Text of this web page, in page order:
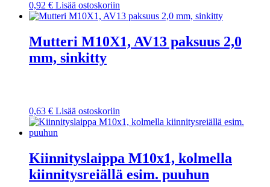
0,92 € Lisää ostoskoriin
Mutteri M10X1, AV13 paksuus 2,0
mm, sinkitty
0,63 € Lisää ostoskoriin
Kiinnityslaippa M10x1, kolmella
kiinnitysreiällä esim. puuhun